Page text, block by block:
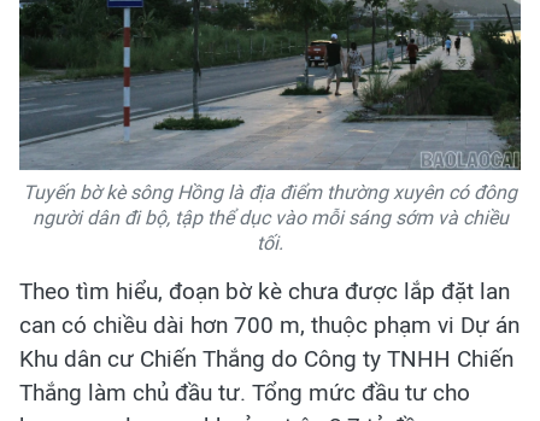
Tuyến bờ kè sông Hồng là địa điểm thường xuyên có đông
người dân đi bộ, tập thể dục vào mỗi sáng sớm và chiều
tối.
Theo tìm hiểu, đoạn bờ kè chưa được lắp đặt lan
can có chiều dài hơn 700 m, thuộc phạm vi Dự án
Khu dân cư Chiến Thắng do Công ty TNHH Chiến
Thắng làm chủ đầu tư. Tổng mức đầu tư cho